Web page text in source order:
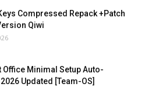
Compressed Repack +Patch
Qiwi
Minimal Setup Auto-
Updated [Team-OS]